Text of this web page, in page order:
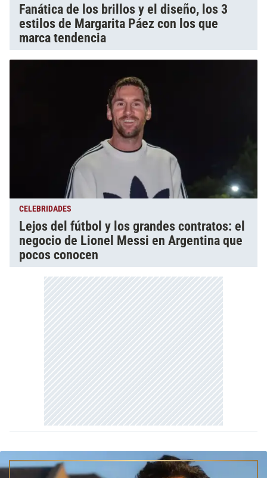
Fanática de los brillos y el diseño, los 3
estilos de Margarita Páez con los que
marca tendencia
CELEBRIDADES
Lejos del fútbol y los grandes contratos: el
negocio de Lionel Messi en Argentina que
pocos conocen